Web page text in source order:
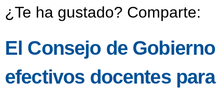
¿Te ha gustado? Comparte:
El Consejo de
efectivos docentes